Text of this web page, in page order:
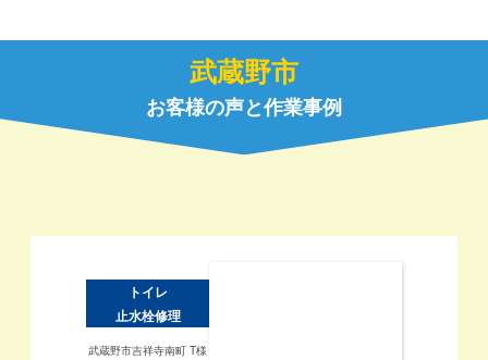
武蔵野市
お客様の声と作業事例
トイレ
止水栓修理
武蔵野市吉祥寺南町 T様